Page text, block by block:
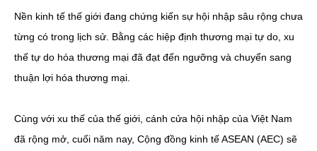
Nền kinh tế thế giới đang chứng kiến sự hội nhập sâu rộng chưa
từng có trong lịch sử. Bằng các hiệp định thương mại tự do, xu
thế tự do hóa thương mại đã đạt đến ngưỡng và chuyển sang
thuận lợi hóa thương mại.
Cùng với xu thế của thế giới, cánh cửa hội nhập của Việt Nam
đã rộng mở, cuối năm nay, Cộng đồng kinh tế ASEAN (AEC) sẽ